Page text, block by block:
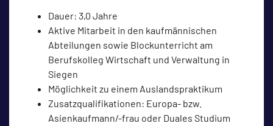
Dauer: 3,0 Jahre
Aktive Mitarbeit in den kaufmännischen
Abteilungen sowie Blockunterricht am
Berufskolleg Wirtschaft und Verwaltung in
Siegen
Möglichkeit zu einem Auslandspraktikum
Zusatzqualifikationen: Europa- bzw.
Asienkaufmann/-frau oder Duales Studium